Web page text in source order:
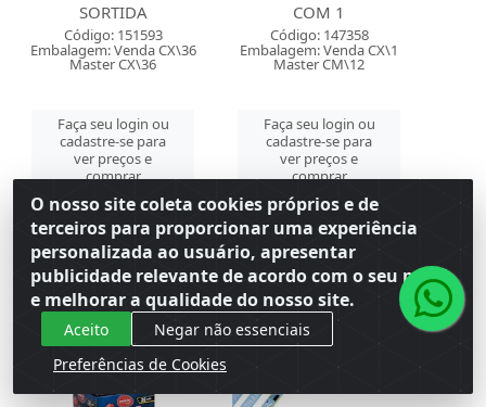
SORTIDA
Código: 151593
Embalagem: Venda CX\36
Master CX\36
Faça seu login ou
cadastre-se para
ver preços e
comprar
COM 1
Código: 147358
Embalagem: Venda CX\1
Master CM\12
Faça seu login ou
cadastre-se para
ver preços e
comprar
O nosso site coleta cookies próprios e de
terceiros para proporcionar uma experiência
personalizada ao usuário, apresentar
publicidade relevante de acordo com o seu perfil
e melhorar a qualidade do nosso site.
Aceito
Negar não essenciais
Preferências de Cookies